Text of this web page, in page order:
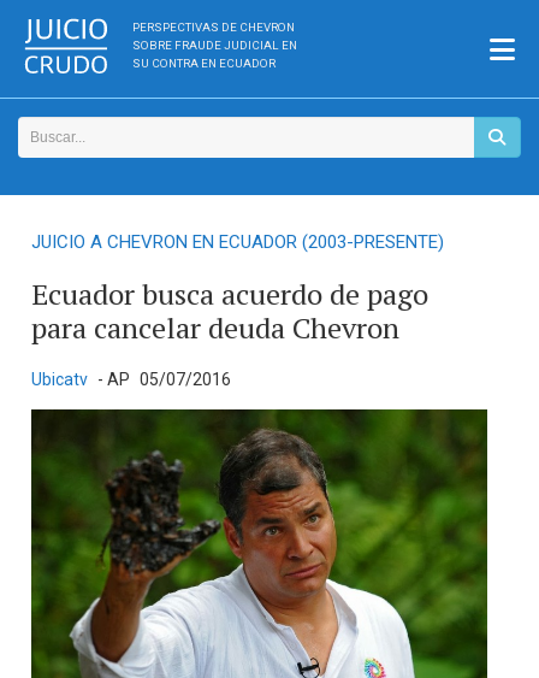
PERSPECTIVAS DE CHEVRON
SOBRE FRAUDE JUDICIAL EN
SU CONTRA EN ECUADOR
JUICIO A CHEVRON EN ECUADOR (2003-PRESENTE)
Ecuador busca acuerdo de pago
para cancelar deuda Chevron
Ubicatv - AP 05/07/2016